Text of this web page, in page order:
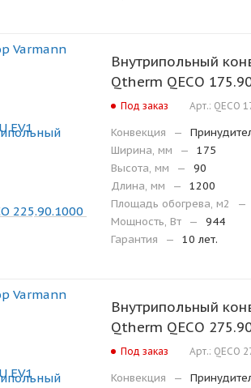
Внутрипольный
Qtherm QECO
Под заказ Арт.: QECO
Конвекция —
Ширина, мм
—
175
Высота, мм
—
90
Длина, мм
—
1200
Площадь обогрева, м2
—
Мощность, Вт
—
944
Гарантия
— 10 лет.
Внутрипольный
Qtherm QECO
Под заказ Арт.: QECO
Конвекция —